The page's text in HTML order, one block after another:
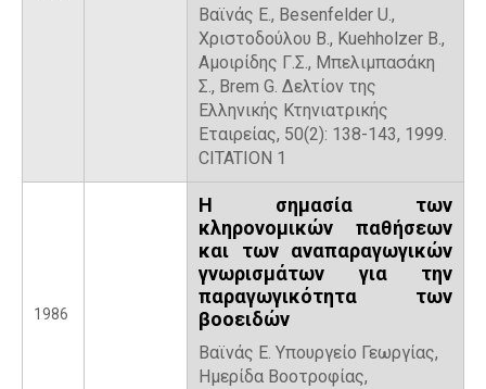
Βαϊνάς Ε., Besenfelder U.,
Χριστοδούλου Β., Kuehholzer B.,
Aμοιρίδης Γ.Σ., Μπελιμπασάκη
Σ., Brem G. Δελτίον της
Ελληνικής Κτηνιατρικής
Εταιρείας, 50(2): 138-143, 1999.
CITATION 1
1986
Η σημασία των
κληρονομικών παθήσεων
και των αναπαραγωγικών
γνωρισμάτων για την
παραγωγικότητα των
βοοειδών
Βαϊνάς Ε. Υπουργείο Γεωργίας,
Ημερίδα Βοοτροφίας,